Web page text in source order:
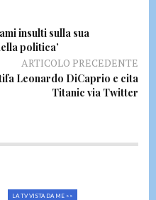
insulti sulla sua
politica’
ARTICOLO PRECEDENTE
Leonardo DiCaprio e cita
Titanic via Twitter
LA TV VISTA DA ME >>